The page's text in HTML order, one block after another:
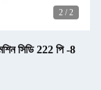
2 / 2
সিডি 222 পি -8